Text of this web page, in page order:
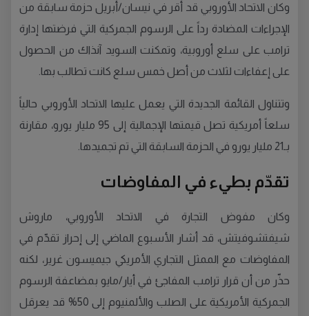
وكان الاتحاد الأوروبي قد أقر في نيسان/أبريل حزمة سابقة من
الإجراءات المضادة رداً على الرسوم الجمركية التي فرضتها إدارة
ترامب على سلع أوروبية، وتمكنت السويد آنذاك من الحصول
على إعفاءات لثلاث من أصل خمس سلع كانت تطالب بها.
وتتناول القائمة الجديدة التي يعمل عليها الاتحاد الأوروبي حالياً
سلعاً أمريكية تصل قيمتها الإجمالية إلى 95 مليار يورو، مقارنة
بـ21 مليار يورو في الحزمة السابقة التي تم تجميدها.
تقدّم بطيء في المفاوضات
وكان مفوض التجارة في الاتحاد الأوروبي، ماروش
شيفتشوفيتش، قد أشار الأسبوع الماضي إلى إحراز تقدّم في
المفاوضات مع الممثل التجاري الأمريكي جيميسون غرير، لكنه
حذّر من أن قرار ترامب المفاجئ في أيار/مايو بمضاعفة الرسوم
الجمركية الأمريكية على الصلب والألمنيوم إلى 50% قد يعرقل